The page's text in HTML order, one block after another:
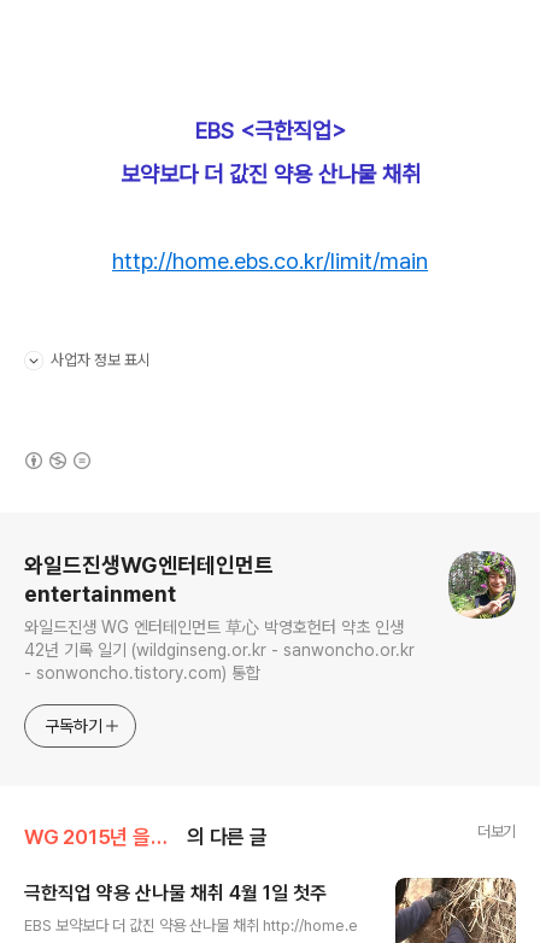
EBS <극한직업>
보약보다 더 값진 약용 산나물 채취
http://home.ebs.co.kr/limit/main
사업자 정보 표시
와일드진생WG엔터테인먼트
entertainment
와일드진생 WG 엔터테인먼트 草心 박영호헌터 약초 인생
42년 기록 일기 (wildginseng.or.kr - sanwoncho.or.kr
- sonwoncho.tistory.com) 통합
구독하기
WG 2015년 을미년 기록 의 다른 글 더보기
극한직업 약용 산나물 채취 4월 1일 첫주
EBS 보약보다 더 값진 약용 산나물 채취 http://home.e